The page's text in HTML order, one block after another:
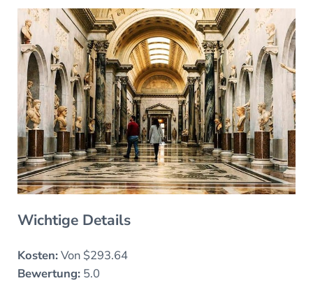
Wichtige Details
Kosten:Von $293.64
Bewertung:5.0